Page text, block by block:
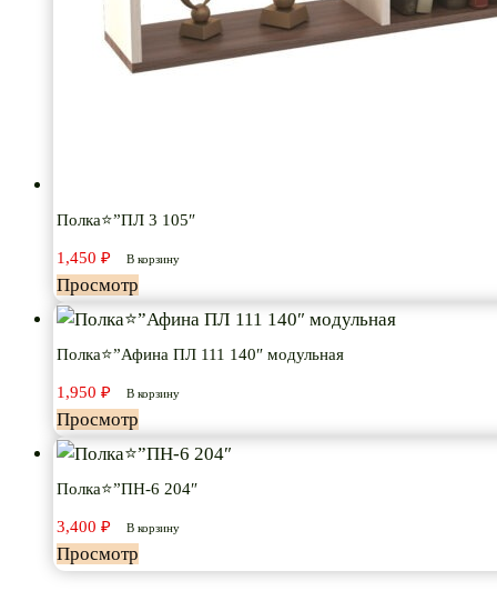
Полка⭐”ПЛ 3 105″
1,450 ₽ В корзину
Просмотр
Полка⭐”Афина ПЛ 111 140″ модульная
1,950 ₽ В корзину
Просмотр
Полка⭐”ПН-6 204″
3,400 ₽ В корзину
Просмотр